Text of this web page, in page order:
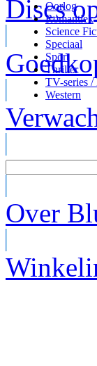
Discs
Over
Oorlog
Romantiek
Science
Speciaal
Sport
Thriller
TV-series /
Western